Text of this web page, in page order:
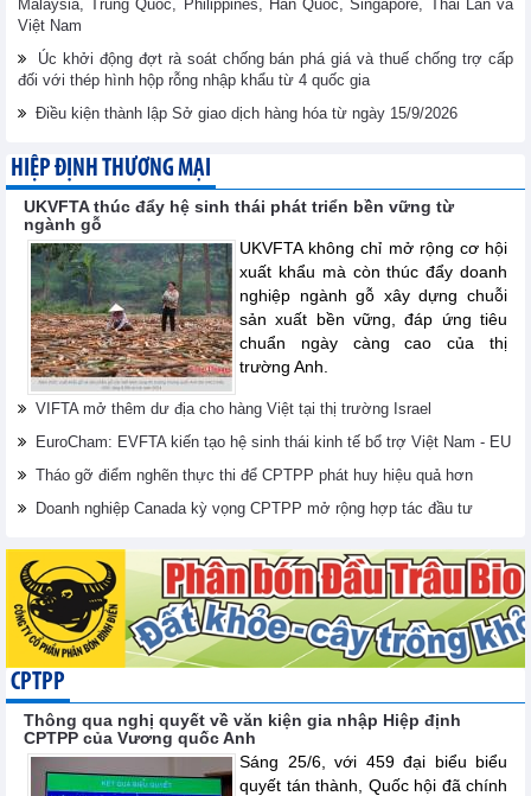
Malaysia, Trung Quốc, Philippines, Hàn Quốc, Singapore, Thái Lan và
Việt Nam
Úc khởi động đợt rà soát chống bán phá giá và thuế chống trợ cấp
đối với thép hình hộp rỗng nhập khẩu từ 4 quốc gia
Điều kiện thành lập Sở giao dịch hàng hóa từ ngày 15/9/2026
HIỆP ĐỊNH THƯƠNG MẠI
UKVFTA thúc đẩy hệ sinh thái phát triển bền vững từ
ngành gỗ
UKVFTA không chỉ mở rộng cơ hội
xuất khẩu mà còn thúc đẩy doanh
nghiệp ngành gỗ xây dựng chuỗi
sản xuất bền vững, đáp ứng tiêu
chuẩn ngày càng cao của thị
trường Anh.
VIFTA mở thêm dư địa cho hàng Việt tại thị trường Israel
EuroCham: EVFTA kiến tạo hệ sinh thái kinh tế bổ trợ Việt Nam - EU
Tháo gỡ điểm nghẽn thực thi để CPTPP phát huy hiệu quả hơn
Doanh nghiệp Canada kỳ vọng CPTPP mở rộng hợp tác đầu tư
CPTPP
Thông qua nghị quyết về văn kiện gia nhập Hiệp định
CPTPP của Vương quốc Anh
Sáng 25/6, với 459 đại biểu biểu
quyết tán thành, Quốc hội đã chính